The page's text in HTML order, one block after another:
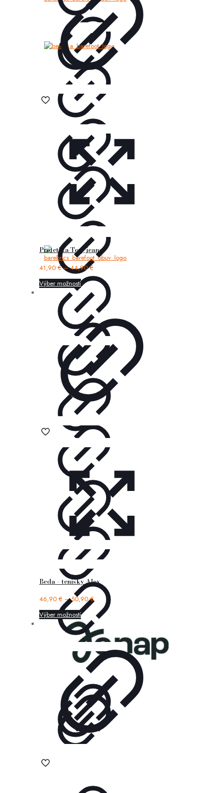
Protetika Tery jeans
41,90 €–44,90€
Výber možností
Beda – tenisky Alex
46,90 € –50,90€
Výber možností